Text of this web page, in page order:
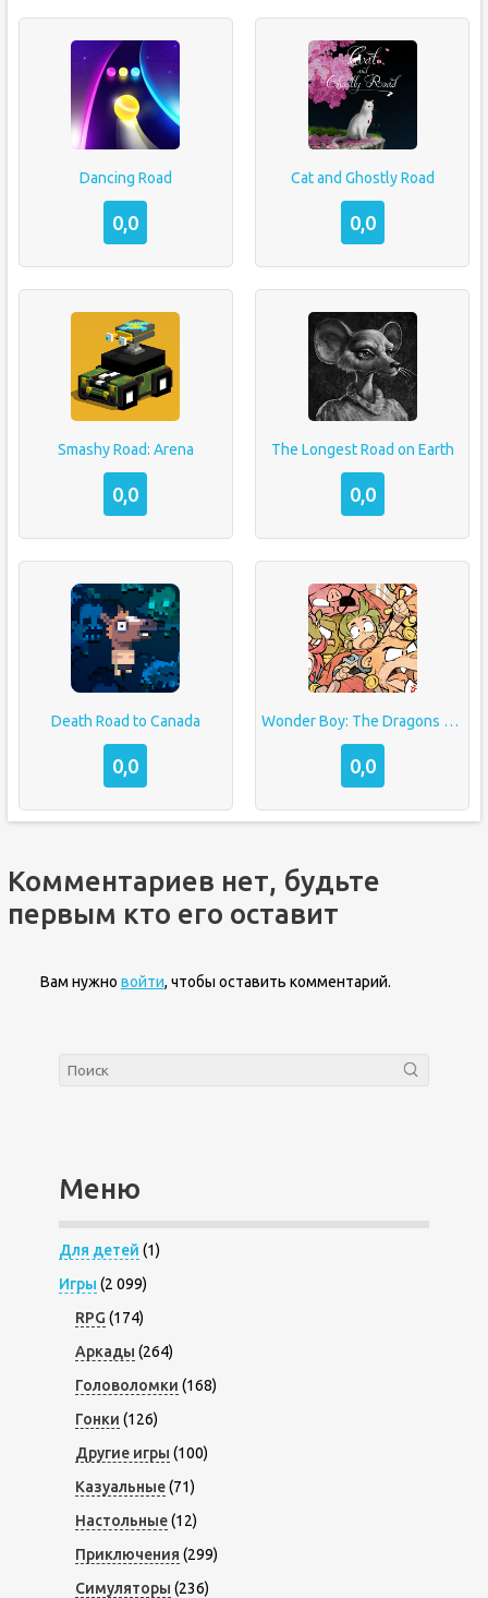
Dancing Road
0,0
Cat and Ghostly Road
0,0
Smashy Road: Arena
0,0
The Longest Road on Earth
0,0
Death Road to Canada
0,0
Wonder Boy: The Dragons Trap
0,0
Комментариев нет, будьте
первым кто его оставит
Вам нужно войти, чтобы оставить комментарий.
Меню
Для детей (1)
Игры (2 099)
RPG (174)
Аркады (264)
Головоломки (168)
Гонки (126)
Другие игры (100)
Казуальные(71)
Настольные(12)
Приключения (299)
Симуляторы (236)